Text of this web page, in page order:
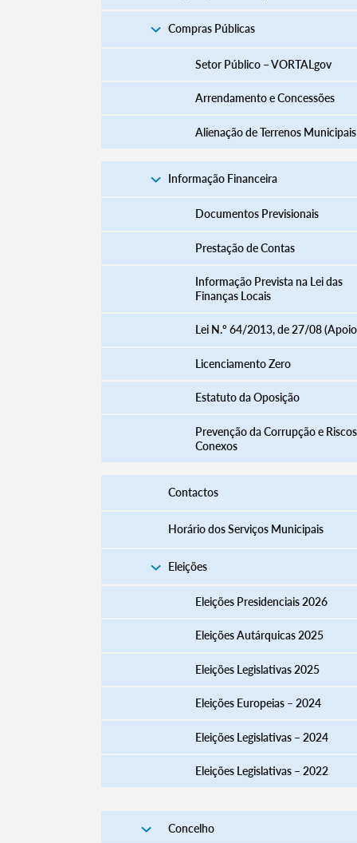
Termo de Pesquisa
Categorias gerais
Filtros
Compras Públicas
Setor Público – VORTALgov
Arrendamento e Concessões
Alienação de Terrenos Municipais
Informação Financeira
Documentos Previsionais
Prestação de Contas
Informação Prevista na Lei das
Finanças Locais
Lei N.º 64/2013, de 27/08
Licenciamento Zero
Estatuto da Oposição
Prevenção da Corrupção e Riscos
Conexos
Contactos
Horário dos Serviços Municipais
Eleições
Eleições Presidenciais 2026
Eleições Autárquicas 2025
Eleições Legislativas 2025
Eleições Europeias – 2024
Eleições Legislativas – 2024
Eleições Legislativas – 2022
Concelho